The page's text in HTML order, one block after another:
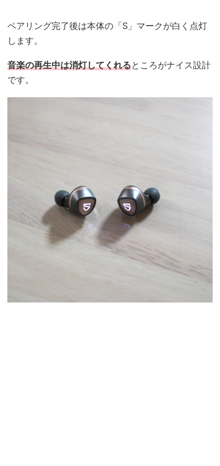
ペアリング完了後は本体の「S」マークが白く点灯
します。
音楽の再生中は消灯してくれるところがナイス設計
です。